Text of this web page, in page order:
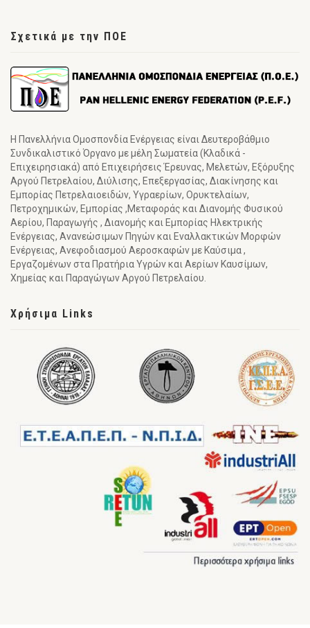
Σχετικά με την ΠΟΕ
Η Πανελλήνια Ομοσπονδία Ενέργειας είναι Δευτεροβάθμιο
Συνδικαλιστικό Όργανο με μέλη Σωματεία (Κλαδικά -
Επιχειρησιακά) από Επιχειρήσεις Έρευνας, Μελετών, Εξόρυξης
Αργού Πετρελαίου, Διύλισης, Επεξεργασίας, Διακίνησης και
Εμπορίας Πετρελαιοειδών, Υγραερίων, Ορυκτελαίων,
Πετροχημικών, Εμπορίας ,Μεταφοράς και Διανομής Φυσικού
Αερίου, Παραγωγής , Διανομής και Εμπορίας Ηλεκτρικής
Ενέργειας, Ανανεώσιμων Πηγών και Εναλλακτικών Μορφών
Ενέργειας, Ανεφοδιασμού Αεροσκαφών με Καύσιμα ,
Εργαζομένων στα Πρατήρια Υγρών και Αερίων Καυσίμων,
Χημείας και Παραγώγων Αργού Πετρελαίου.
Χρήσιμα Links